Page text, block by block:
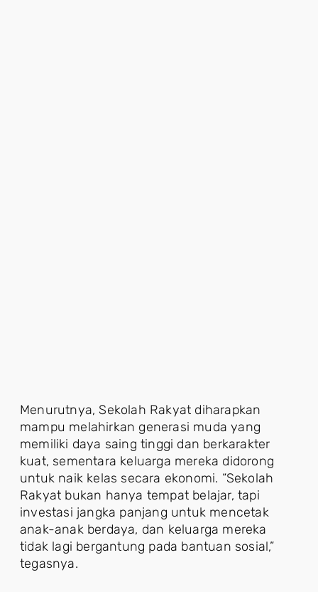
Menurutnya, Sekolah Rakyat diharapkan
mampu melahirkan generasi muda yang
memiliki daya saing tinggi dan berkarakter
kuat, sementara keluarga mereka didorong
untuk naik kelas secara ekonomi. “Sekolah
Rakyat bukan hanya tempat belajar, tapi
investasi jangka panjang untuk mencetak
anak-anak berdaya, dan keluarga mereka
tidak lagi bergantung pada bantuan sosial,”
tegasnya.